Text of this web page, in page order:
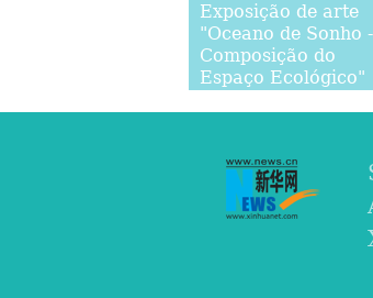
Exposição de arte
"Oceano de Sonho -
Composição do
Espaço Ecológico"